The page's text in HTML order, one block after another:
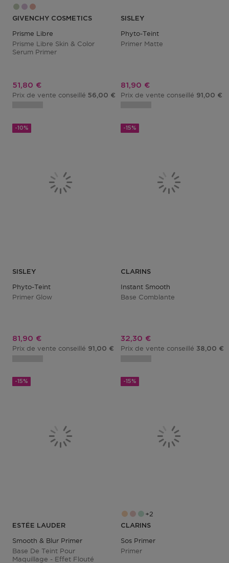
GIVENCHY COSMETICS
Prisme Libre
Prisme Libre Skin & Color
Serum Primer
Prix promotionnel
51,80 €
Prix de vente conseillé 56,00 €
SISLEY
Phyto-Teint
Primer Matte
Prix promotionnel
81,90 €
Prix de vente conseillé 91,00 €
-10%
SISLEY
Phyto-Teint
Primer Glow
Prix promotionnel
81,90 €
Prix de vente conseillé 91,00 €
-15%
CLARINS
Instant Smooth
Base Comblante
Prix promotionnel
32,30 €
Prix de vente conseillé 38,00 €
-15%
ESTÉE LAUDER
Smooth & Blur Primer
Base De Teint Pour
Maquillage - Effet Flouté
-15%
2
CLARINS
Sos Primer
Primer